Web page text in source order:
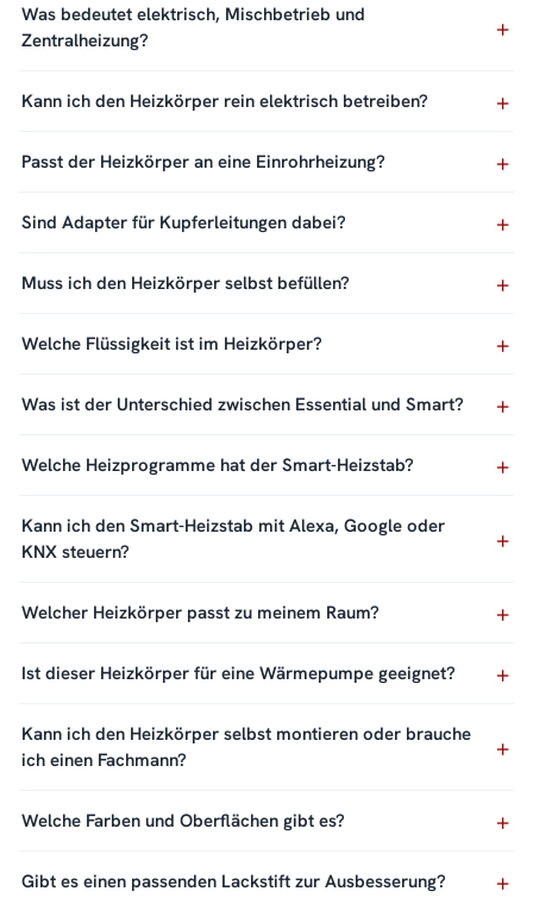
Was bedeutet elektrisch, Mischbetrieb und
Zentralheizung?
Kann ich den Heizkörper rein elektrisch betreiben?
Passt der Heizkörper an eine Einrohrheizung?
Sind Adapter für Kupferleitungen dabei?
Muss ich den Heizkörper selbst befüllen?
Welche Flüssigkeit ist im Heizkörper?
Was ist der Unterschied zwischen Essential und Smart?
Welche Heizprogramme hat der Smart-Heizstab?
Kann ich den Smart-Heizstab mit Alexa, Google oder
KNX steuern?
Welcher Heizkörper passt zu meinem Raum?
Ist dieser Heizkörper für eine Wärmepumpe geeignet?
Kann ich den Heizkörper selbst montieren oder brauche
ich einen Fachmann?
Welche Farben und Oberflächen gibt es?
Gibt es einen passenden Lackstift zur Ausbesserung?